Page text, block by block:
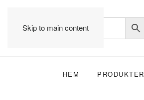
Skip to main content
HEM PRODUKTER